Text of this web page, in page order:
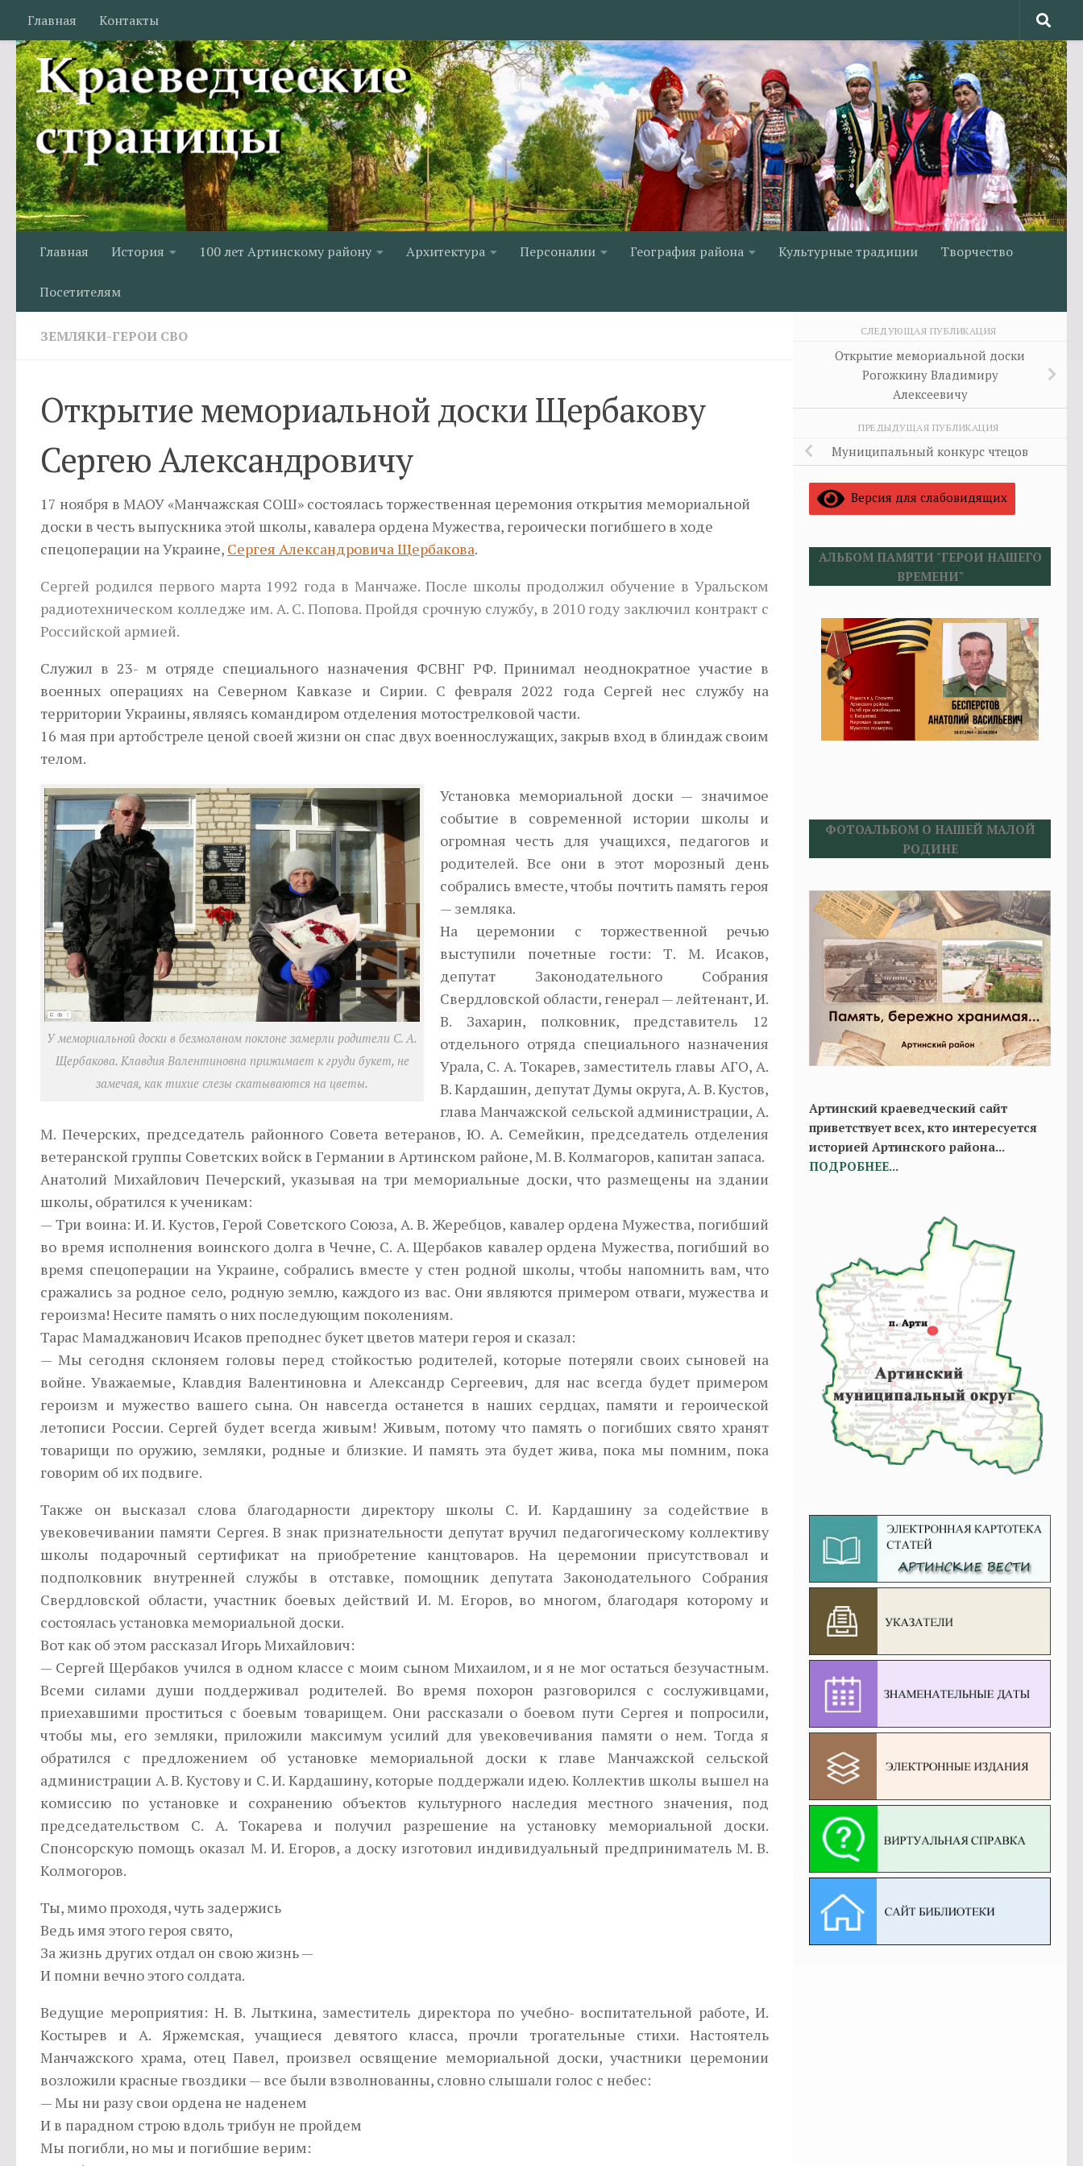
Перейти к содержимому
Главная Контакты
Главная История 100 лет Артинскому району Архитектура Персоналии География района Культурные традиции Творчество
Посетителям
ЗЕМЛЯКИ-ГЕРОИ СВО
Открытие мемориальной доски Щербакову
Сергею Александровичу
17 ноября в МАОУ «Манчажская СОШ» состоялась торжественная церемония открытия мемориальной
доски в честь выпускника этой школы, кавалера ордена Мужества, героически погибшего в ходе
спецоперации на Украине, Сергея Александровича Щербакова.
Сергей родился первого марта 1992 года в Манчаже. После школы продолжил обучение в Уральском
радиотехническом колледже им. А. С. Попова. Пройдя срочную службу, в 2010 году заключил контракт с
Российской армией.
Служил в 23- м отряде специального назначения ФСВНГ РФ. Принимал неоднократное участие в
военных операциях на Северном Кавказе и Сирии. С февраля 2022 года Сергей нес службу на
территории Украины, являясь командиром отделения мотострелковой части.
16 мая при артобстреле ценой своей жизни он спас двух военнослужащих, закрыв вход в блиндаж своим
телом.
У мемориальной доски в безмолвном поклоне замерли родители С. А.
Щербакова. Клавдия Валентиновна прижимает к груди букет, не
замечая, как тихие слезы скатываются на цветы.
Установка мемориальной доски — значимое
событие в современной истории школы и
огромная честь для учащихся, педагогов и
родителей. Все они в этот морозный день
собрались вместе, чтобы почтить память героя
— земляка.
На церемонии с торжественной речью
выступили почетные гости: Т. М. Исаков,
депутат Законодательного Собрания
Свердловской области, генерал — лейтенант, И.
В. Захарин, полковник, представитель 12
отдельного отряда специального назначения
Урала, С. А. Токарев, заместитель главы АГО, А.
В. Кардашин, депутат Думы округа, А. В. Кустов,
глава Манчажской сельской администрации, А.
М. Печерских, председатель районного Совета ветеранов, Ю. А. Семейкин, председатель отделения
ветеранской группы Советских войск в Германии в Артинском районе, М. В. Колмагоров, капитан запаса.
Анатолий Михайлович Печерский, указывая на три мемориальные доски, что размещены на здании
школы, обратился к ученикам:
— Три воина: И. И. Кустов, Герой Советского Союза, А. В. Жеребцов, кавалер ордена Мужества, погибший
во время исполнения воинского долга в Чечне, С. А. Щербаков кавалер ордена Мужества, погибший во
время спецоперации на Украине, собрались вместе у стен родной школы, чтобы напомнить вам, что
сражались за родное село, родную землю, каждого из вас. Они являются примером отваги, мужества и
героизма! Несите память о них последующим поколениям.
Тарас Мамаджанович Исаков преподнес букет цветов матери героя и сказал:
— Мы сегодня склоняем головы перед стойкостью родителей, которые потеряли своих сыновей на
войне. Уважаемые, Клавдия Валентиновна и Александр Сергеевич, для нас всегда будет примером
героизм и мужество вашего сына. Он навсегда останется в наших сердцах, памяти и героической
летописи России. Сергей будет всегда живым! Живым, потому что память о погибших свято хранят
товарищи по оружию, земляки, родные и близкие. И память эта будет жива, пока мы помним, пока
говорим об их подвиге.
Также он высказал слова благодарности директору школы С. И. Кардашину за содействие в
увековечивании памяти Сергея. В знак признательности депутат вручил педагогическому коллективу
школы подарочный сертификат на приобретение канцтоваров. На церемонии присутствовал и
подполковник внутренней службы в отставке, помощник депутата Законодательного Собрания
Свердловской области, участник боевых действий И. М. Егоров, во многом, благодаря которому и
состоялась установка мемориальной доски.
Вот как об этом рассказал Игорь Михайлович:
— Сергей Щербаков учился в одном классе с моим сыном Михаилом, и я не мог остаться безучастным.
Всеми силами души поддерживал родителей. Во время похорон разговорился с сослуживцами,
приехавшими проститься с боевым товарищем. Они рассказали о боевом пути Сергея и попросили,
чтобы мы, его земляки, приложили максимум усилий для увековечивания памяти о нем. Тогда я
обратился с предложением об установке мемориальной доски к главе Манчажской сельской
администрации А. В. Кустову и С. И. Кардашину, которые поддержали идею. Коллектив школы вышел на
комиссию по установке и сохранению объектов культурного наследия местного значения, под
председательством С. А. Токарева и получил разрешение на установку мемориальной доски.
Спонсорскую помощь оказал М. И. Егоров, а доску изготовил индивидуальный предприниматель М. В.
Колмогоров.
Ты, мимо проходя, чуть задержись
Ведь имя этого героя свято,
За жизнь других отдал он свою жизнь —
И помни вечно этого солдата.
Ведущие мероприятия: Н. В. Лыткина, заместитель директора по учебно- воспитательной работе, И.
Костырев и А. Яржемская, учащиеся девятого класса, прочли трогательные стихи. Настоятель
Манчажского храма, отец Павел, произвел освящение мемориальной доски, участники церемонии
возложили красные гвоздики — все были взволнованны, словно слышали голос с небес:
— Мы ни разу свои ордена не наденем
И в парадном строю вдоль трибун не пройдем
Мы погибли, но мы и погибшие верим:
СЛЕДУЮЩАЯ ПУБЛИКАЦИЯ
Открытие мемориальной доски
Рогожкину Владимиру
Алексеевичу
ПРЕДЫДУЩАЯ ПУБЛИКАЦИЯ
Муниципальный конкурс чтецов
Версия для слабовидящих
АЛЬБОМ ПАМЯТИ "ГЕРОИ НАШЕГО
ВРЕМЕНИ"
Next
ФОТОАЛЬБОМ О НАШЕЙ МАЛОЙ
РОДИНЕ
Артинский краеведческий сайт
приветствует всех, кто интересуется
историей Артинского района...
ПОДРОБНЕЕ...